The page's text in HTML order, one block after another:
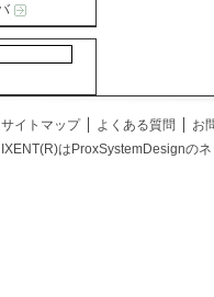
サイトマップ よくある質問 お
IXENT(R)はProxSystemDesignの